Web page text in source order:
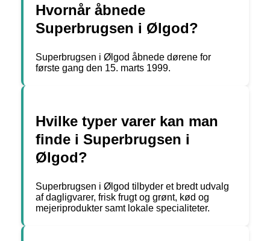
Hvornår åbnede
Superbrugsen i Ølgod?
Superbrugsen i Ølgod åbnede dørene for
første gang den 15. marts 1999.
Hvilke typer varer kan man
finde i Superbrugsen i
Ølgod?
Superbrugsen i Ølgod tilbyder et bredt udvalg
af dagligvarer, frisk frugt og grønt, kød og
mejeriprodukter samt lokale specialiteter.